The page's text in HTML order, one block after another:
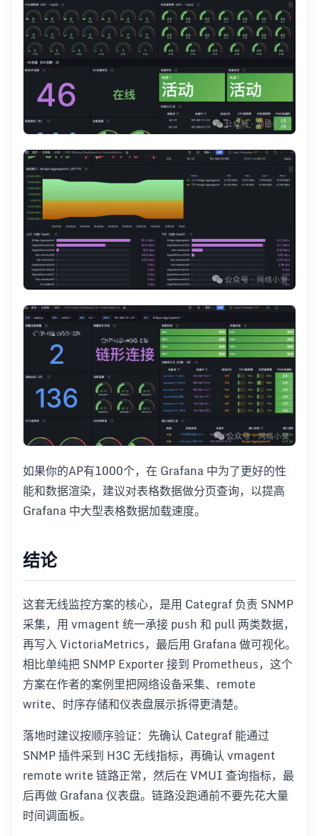
如果你的AP有1000个，在 Grafana 中为了更好的性
能和数据渲染，建议对表格数据做分页查询，以提高
Grafana 中大型表格数据加载速度。
结论
这套无线监控方案的核心，是用 Categraf 负责 SNMP
采集，用 vmagent 统一承接 push 和 pull 两类数据，
再写入 VictoriaMetrics，最后用 Grafana 做可视化。
相比单纯把 SNMP Exporter 接到 Prometheus，这个
方案在作者的案例里把网络设备采集、remote
write、时序存储和仪表盘展示拆得更清楚。
落地时建议按顺序验证：先确认 Categraf 能通过
SNMP 插件采到 H3C 无线指标，再确认 vmagent
remote write 链路正常，然后在 VMUI 查询指标，最
后再做 Grafana 仪表盘。链路没跑通前不要先花大量
时间调面板。